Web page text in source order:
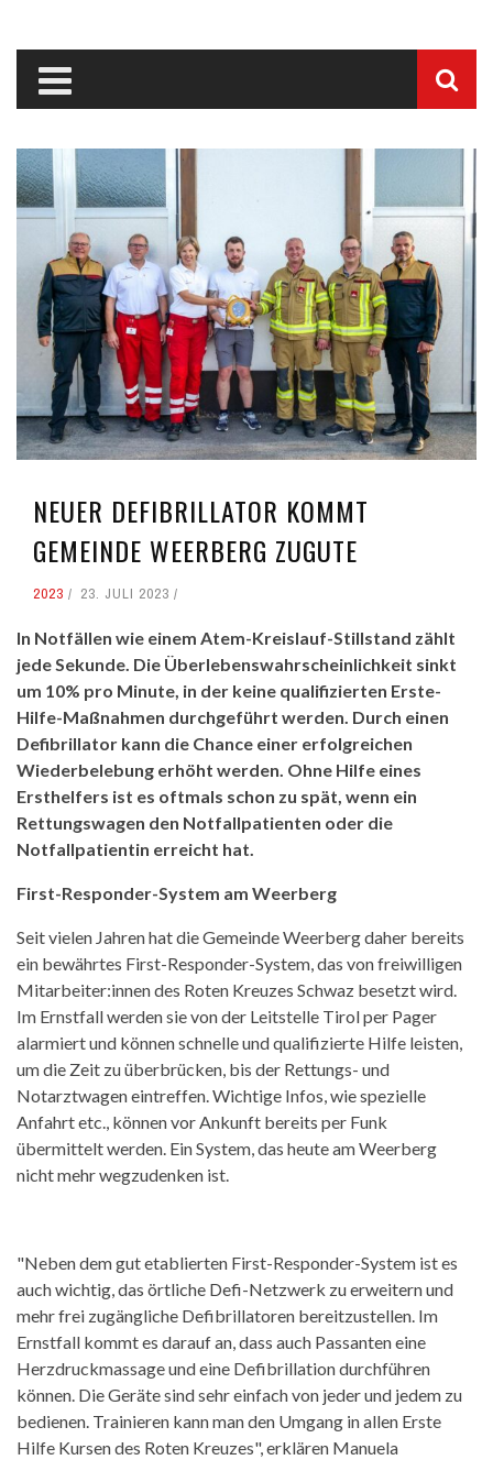
NEUER DEFIBRILLATOR KOMMT
GEMEINDE WEERBERG ZUGUTE
2023 23. JULI 2023
In Notfällen wie einem Atem-Kreislauf-Stillstand zählt
jede Sekunde. Die Überlebenswahrscheinlichkeit sinkt
um 10% pro Minute, in der keine qualifizierten Erste-
Hilfe-Maßnahmen durchgeführt werden. Durch einen
Defibrillator kann die Chance einer erfolgreichen
Wiederbelebung erhöht werden. Ohne Hilfe eines
Ersthelfers ist es oftmals schon zu spät, wenn ein
Rettungswagen den Notfallpatienten oder die
Notfallpatientin erreicht hat.
First-Responder-System am Weerberg
Seit vielen Jahren hat die Gemeinde Weerberg daher bereits
ein bewährtes First-Responder-System, das von freiwilligen
Mitarbeiter:innen des Roten Kreuzes Schwaz besetzt wird.
Im Ernstfall werden sie von der Leitstelle Tirol per Pager
alarmiert und können schnelle und qualifizierte Hilfe leisten,
um die Zeit zu überbrücken, bis der Rettungs- und
Notarztwagen eintreffen. Wichtige Infos, wie spezielle
Anfahrt etc., können vor Ankunft bereits per Funk
übermittelt werden. Ein System, das heute am Weerberg
nicht mehr wegzudenken ist.
"Neben dem gut etablierten First-Responder-System ist es
auch wichtig, das örtliche Defi-Netzwerk zu erweitern und
mehr frei zugängliche Defibrillatoren bereitzustellen. Im
Ernstfall kommt es darauf an, dass auch Passanten eine
Herzdruckmassage und eine Defibrillation durchführen
können. Die Geräte sind sehr einfach von jeder und jedem zu
bedienen. Trainieren kann man den Umgang in allen Erste
Hilfe Kursen des Roten Kreuzes", erklären Manuela